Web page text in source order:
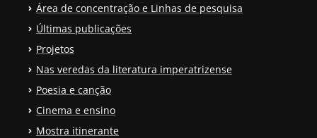
Área de concentração e Linhas de pesquisa
Últimas publicações
Projetos
Nas veredas da literatura imperatrizense
Poesia e canção
Cinema e ensino
Mostra itinerante